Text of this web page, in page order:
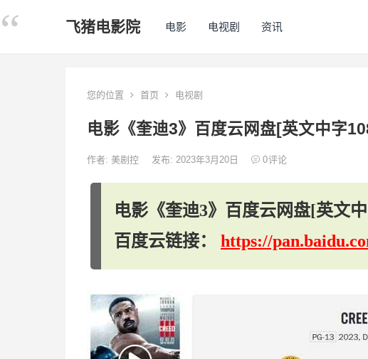
飞猪电影院 电影 电视剧 资讯
您的位置 首页 电视剧
电影《奎迪3》百度云网盘[英文中字
作者: 美剧控 发布: 2023年3月20日 0评论
电影《奎迪3》百度云网盘[英文
百度云链接： https://